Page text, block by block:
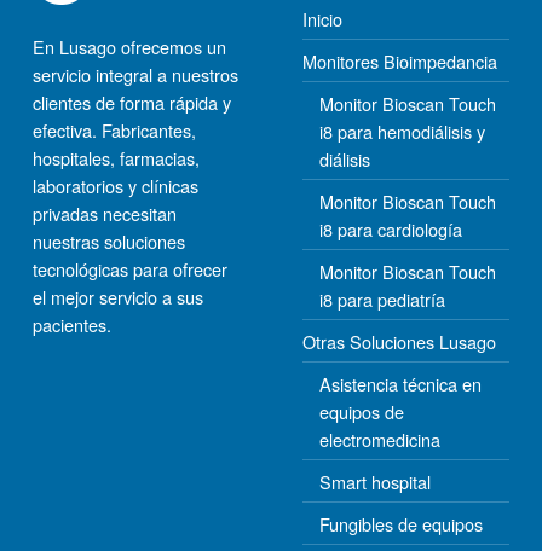
En Lusago ofrecemos un
servicio integral a nuestros
clientes de forma rápida y
efectiva. Fabricantes,
hospitales, farmacias,
laboratorios y clínicas
privadas necesitan
nuestras soluciones
tecnológicas para ofrecer
el mejor servicio a sus
pacientes.
Inicio
Monitores Bioimpedancia
Monitor Bioscan Touch
i8 para hemodiálisis y
diálisis
Monitor Bioscan Touch
i8 para cardiología
Monitor Bioscan Touch
i8 para pediatría
Otras Soluciones Lusago
Asistencia técnica en
equipos de
electromedicina
Smart hospital
Fungibles de equipos